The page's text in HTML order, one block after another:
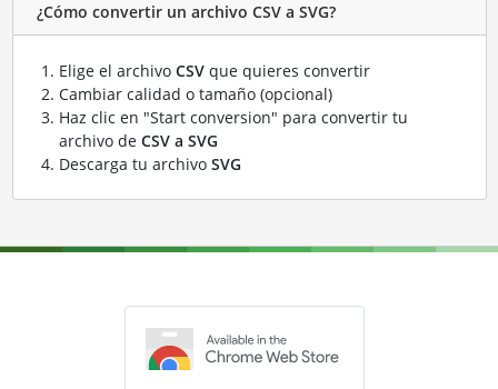
¿Cómo convertir un archivo CSV a SVG?
Elige el archivo CSVque quieres convertir
Cambiar calidad o tamaño (opcional)
Haz clic en "Start conversion" para convertir tu
archivo de CSV a SVG
Descarga tu archivo SVG